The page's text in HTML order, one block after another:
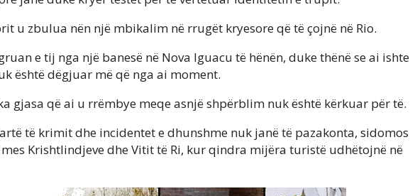
u zbulua nën një mbikalim në rrugët kryesore që të çojnë në Rio.
e tij nga një banesë në Nova Iguacu të hënën, duke thënë se ai ishte
është dëgjuar më që nga ai moment.
gjasa që ai u rrëmbye meqe asnjë shpërblim nuk është kërkuar për të.
të krimit dhe incidentet e dhunshme nuk janë të pazakonta, sidomos
mes Krishtlindjeve dhe Vitit të Ri, kur qindra mijëra turistë udhëtojnë në